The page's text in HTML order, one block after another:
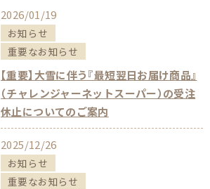
2026/01/19
お知らせ
重要なお知らせ
【重要】大雪に伴う『最短翌日お届け商品』
（チャレンジャーネットスーパー）の受注
休止についてのご案内
2025/12/26
お知らせ
重要なお知らせ